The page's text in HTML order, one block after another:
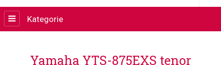
Kategorie
Yamaha YTS-875EXS tenor